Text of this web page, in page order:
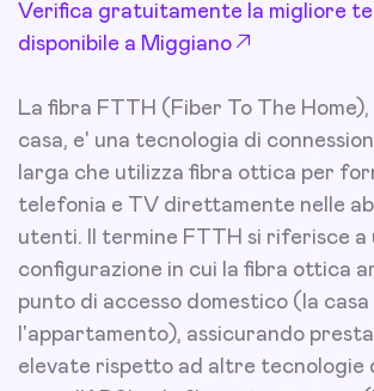
Verifica gratuitamente la migliore
disponibile a Miggiano
La fibra FTTH (Fiber To The Home),
casa, e' una tecnologia di
larga che utilizza fibra ottica per
telefonia e TV direttamente nelle
utenti. Il termine FTTH si riferisce a
configurazione in cui la fibra ottica
punto di accesso domestico (la casa
l'appartamento), assicurando
elevate rispetto ad altre tecnologie